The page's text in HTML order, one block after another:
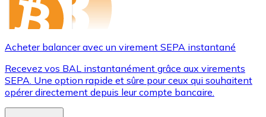
Acheter balancer avec un virement SEPA instantané
Recevez vos BAL instantanément grâce aux virements
SEPA. Une option rapide et sûre pour ceux qui souhaitent
opérer directement depuis leur compte bancaire.